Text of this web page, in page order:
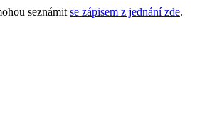
seznámit se zápisem z jednání zde.